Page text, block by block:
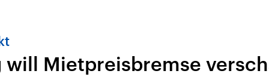
Beiträge,
Nahostkonflikt
Aktuelle Lage und
Iran
will Mietpreisbremse